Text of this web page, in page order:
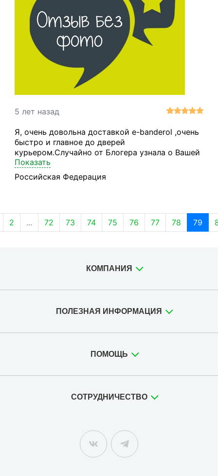
5 лет назад
Я, очень довольна доставкой e-banderol ,очень
быстро и главное до дверей
курьером.Случайно от Блогера узнала о Вашей
компании ,до этого заказывала с Tevipo.com и
была не очень довольна, слишком долгая
доставка . Удачи и процветания Вам и держите
Показать
Российская Федерация
2 ... 72 73 74 75 76 77 78 79
КОМПАНИЯ
ПОЛЕЗНАЯ ИНФОРМАЦИЯ
ПОМОЩЬ
СОТРУДНИЧЕСТВО